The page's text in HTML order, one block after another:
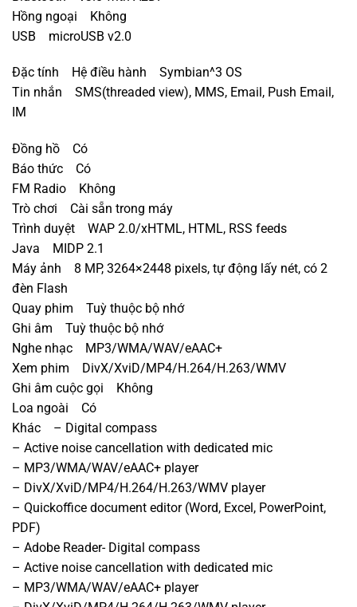
Hồng ngoại Không
USB microUSB v2.0
Đặc tính Hệ điều hành Symbian^3 OS
Tin nhắn SMS(threaded view), MMS, Email, Push Email,
IM
Đồng hồ Có
Báo thức Có
FM Radio Không
Trò chơi Cài sẵn trong máy
Trình duyệt WAP 2.0/xHTML, HTML, RSS feeds
Java MIDP 2.1
Máy ảnh 8 MP, 3264×2448 pixels, tự động lấy nét, có 2
đèn Flash
Quay phim Tuỳ thuộc bộ nhớ
Ghi âm Tuỳ thuộc bộ nhớ
Nghe nhạc MP3/WMA/WAV/eAAC+
Xem phim DivX/XviD/MP4/H.264/H.263/WMV
Ghi âm cuộc gọi Không
Loa ngoài Có
Khác – Digital compass
– Active noise cancellation with dedicated mic
– MP3/WMA/WAV/eAAC+ player
– DivX/XviD/MP4/H.264/H.263/WMV player
– Quickoffice document editor (Word, Excel, PowerPoint,
PDF)
– Adobe Reader- Digital compass
– Active noise cancellation with dedicated mic
– MP3/WMA/WAV/eAAC+ player